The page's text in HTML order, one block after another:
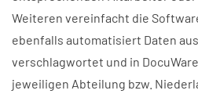
Weiteren vereinfacht die
ebenfalls automatisiert Daten
verschlagwortet und in
jeweiligen Abteilung bzw.